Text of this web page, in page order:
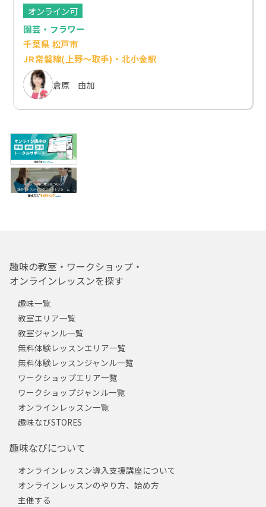
オンライン可
園芸・フラワー
千葉県 松戸市
JR常磐線(上野～取手)・北小金駅
倉原 由加
趣味の教室・ワークショップ・
オンラインレッスンを探す
趣味一覧
教室エリア一覧
教室ジャンル一覧
無料体験レッスンエリア一覧
無料体験レッスンジャンル一覧
ワークショップエリア一覧
ワークショップジャンル一覧
オンラインレッスン一覧
趣味なびSTORES
趣味なびについて
オンラインレッスン導入支援講座について
オンラインレッスンのやり方、始め方
主催する